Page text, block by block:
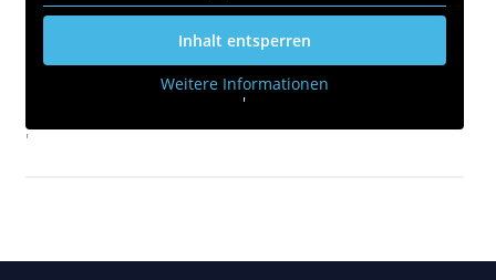
Inhalt entsperren
Weitere Informationen
'
'